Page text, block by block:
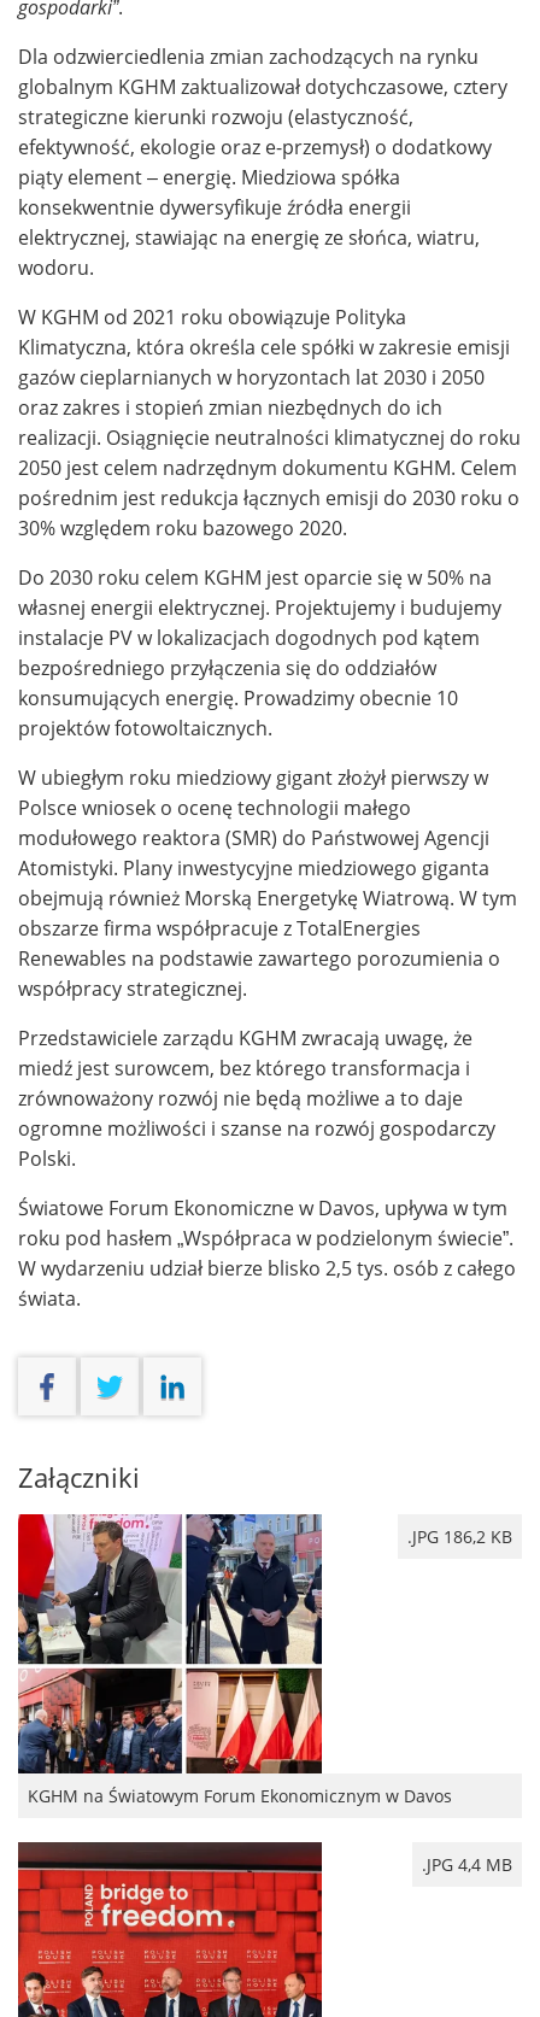
gospodarki”.
Dla odzwierciedlenia zmian zachodzących na rynku
globalnym KGHM zaktualizował dotychczasowe, cztery
strategiczne kierunki rozwoju (elastyczność,
efektywność, ekologie oraz e-przemysł) o dodatkowy
piąty element – energię. Miedziowa spółka
konsekwentnie dywersyfikuje źródła energii
elektrycznej, stawiając na energię ze słońca, wiatru,
wodoru.
W KGHM od 2021 roku obowiązuje Polityka
Klimatyczna, która określa cele spółki w zakresie emisji
gazów cieplarnianych w horyzontach lat 2030 i 2050
oraz zakres i stopień zmian niezbędnych do ich
realizacji. Osiągnięcie neutralności klimatycznej do roku
2050 jest celem nadrzędnym dokumentu KGHM. Celem
pośrednim jest redukcja łącznych emisji do 2030 roku o
30% względem roku bazowego 2020.
Do 2030 roku celem KGHM jest oparcie się w 50% na
własnej energii elektrycznej. Projektujemy i budujemy
instalacje PV w lokalizacjach dogodnych pod kątem
bezpośredniego przyłączenia się do oddziałów
konsumujących energię. Prowadzimy obecnie 10
projektów fotowoltaicznych.
W ubiegłym roku miedziowy gigant złożył pierwszy w
Polsce wniosek o ocenę technologii małego
modułowego reaktora (SMR) do Państwowej Agencji
Atomistyki. Plany inwestycyjne miedziowego giganta
obejmują również Morską Energetykę Wiatrową. W tym
obszarze firma współpracuje z TotalEnergies
Renewables na podstawie zawartego porozumienia o
współpracy strategicznej.
Przedstawiciele zarządu KGHM zwracają uwagę, że
miedź jest surowcem, bez którego transformacja i
zrównoważony rozwój nie będą możliwe a to daje
ogromne możliwości i szanse na rozwój gospodarczy
Polski.
Światowe Forum Ekonomiczne w Davos, upływa w tym
roku pod hasłem „Współpraca w podzielonym świecie”.
W wydarzeniu udział bierze blisko 2,5 tys. osób z całego
świata.
Załączniki
.JPG 186,2 KB
KGHM na Światowym Forum Ekonomicznym w Davos
.JPG 4,4 MB